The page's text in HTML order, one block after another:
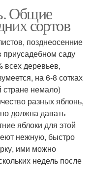
Общие
сортов
позднеосенние
приусадебном саду
всех деревьев,
на 6-8 сотках
стране немало)
разных яблонь,
должна давать
яблоки для этой
нежную, быстро
ими можно
недель после